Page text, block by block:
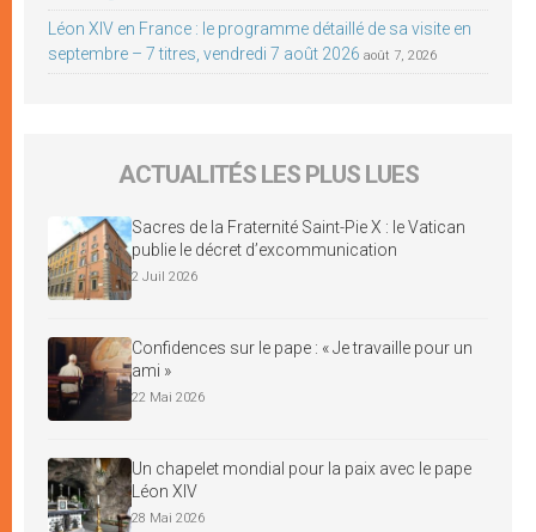
Léon XIV en France : le programme détaillé de sa visite en
septembre – 7 titres, vendredi 7 août 2026 août 7, 2026
ACTUALITÉS LES PLUS LUES
Sacres de la Fraternité Saint-Pie X : le Vatican
publie le décret d’excommunication
2 Juil 2026
Confidences sur le pape : « Je travaille pour un
ami »
22 Mai 2026
Un chapelet mondial pour la paix avec le pape
Léon XIV
28 Mai 2026